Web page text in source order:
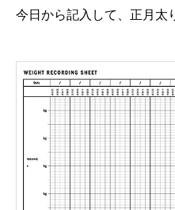
今日から記入して、正月太